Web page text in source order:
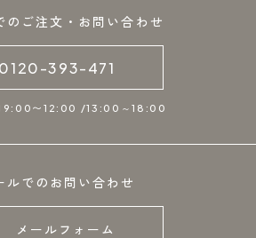
のご注文・お問い合わせ
0120-393-471
9:00〜12:00 /13:00～18:00
ルでのお問い合わせ
メールフォーム